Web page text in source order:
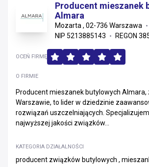
Instalacje
Producent mieszanek
Almara
Mozarta , 02-736 Warszawa
NIP 5213885143
REGON
O FIRMIE
Producent mieszanek butylowych Almara,
Warszawie, to lider w dziedzinie
rozwiązań uszczelniających.
najwyższej jakości związków...
KATEGORIA DZIAŁALNOŚCI
producent związków butylowych ,
OCEŃ FIRMĘ